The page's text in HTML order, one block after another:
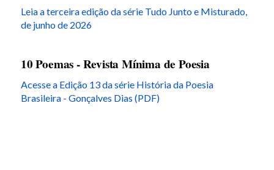
Leia a terceira edição da série Tudo Junto e Misturado,
de junho de 2026
10 Poemas - Revista Mínima de Poesia
Acesse a Edição 13 da série História da Poesia
Brasileira - Gonçalves Dias (PDF)